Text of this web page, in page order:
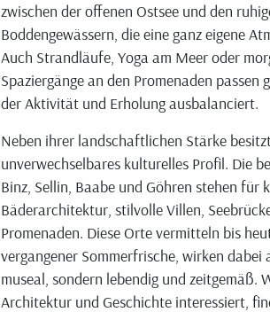
zwischen der offenen Ostsee und den
Boddengewässern, die eine ganz eigene
Auch Strandläufe, Yoga am Meer oder
Spaziergänge an den Promenaden passen
der Aktivität und Erholung ausbalanciert.
Neben ihrer landschaftlichen Stärke
unverwechselbares kulturelles Profil. Die
Binz, Sellin, Baabe und Göhren stehen für
Bäderarchitektur, stilvolle Villen,
Promenaden. Diese Orte vermitteln bis
vergangener Sommerfrische, wirken dabei
museal, sondern lebendig und zeitgemäß.
Architektur und Geschichte interessiert,